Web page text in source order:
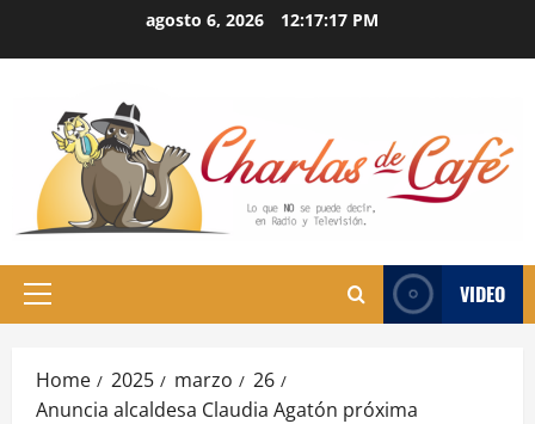
agosto 6, 2026 12:17:18 PM
Primary
VIDEO
Home 2025 marzo
26
Anuncia alcaldesa Claudia Agatón próxima